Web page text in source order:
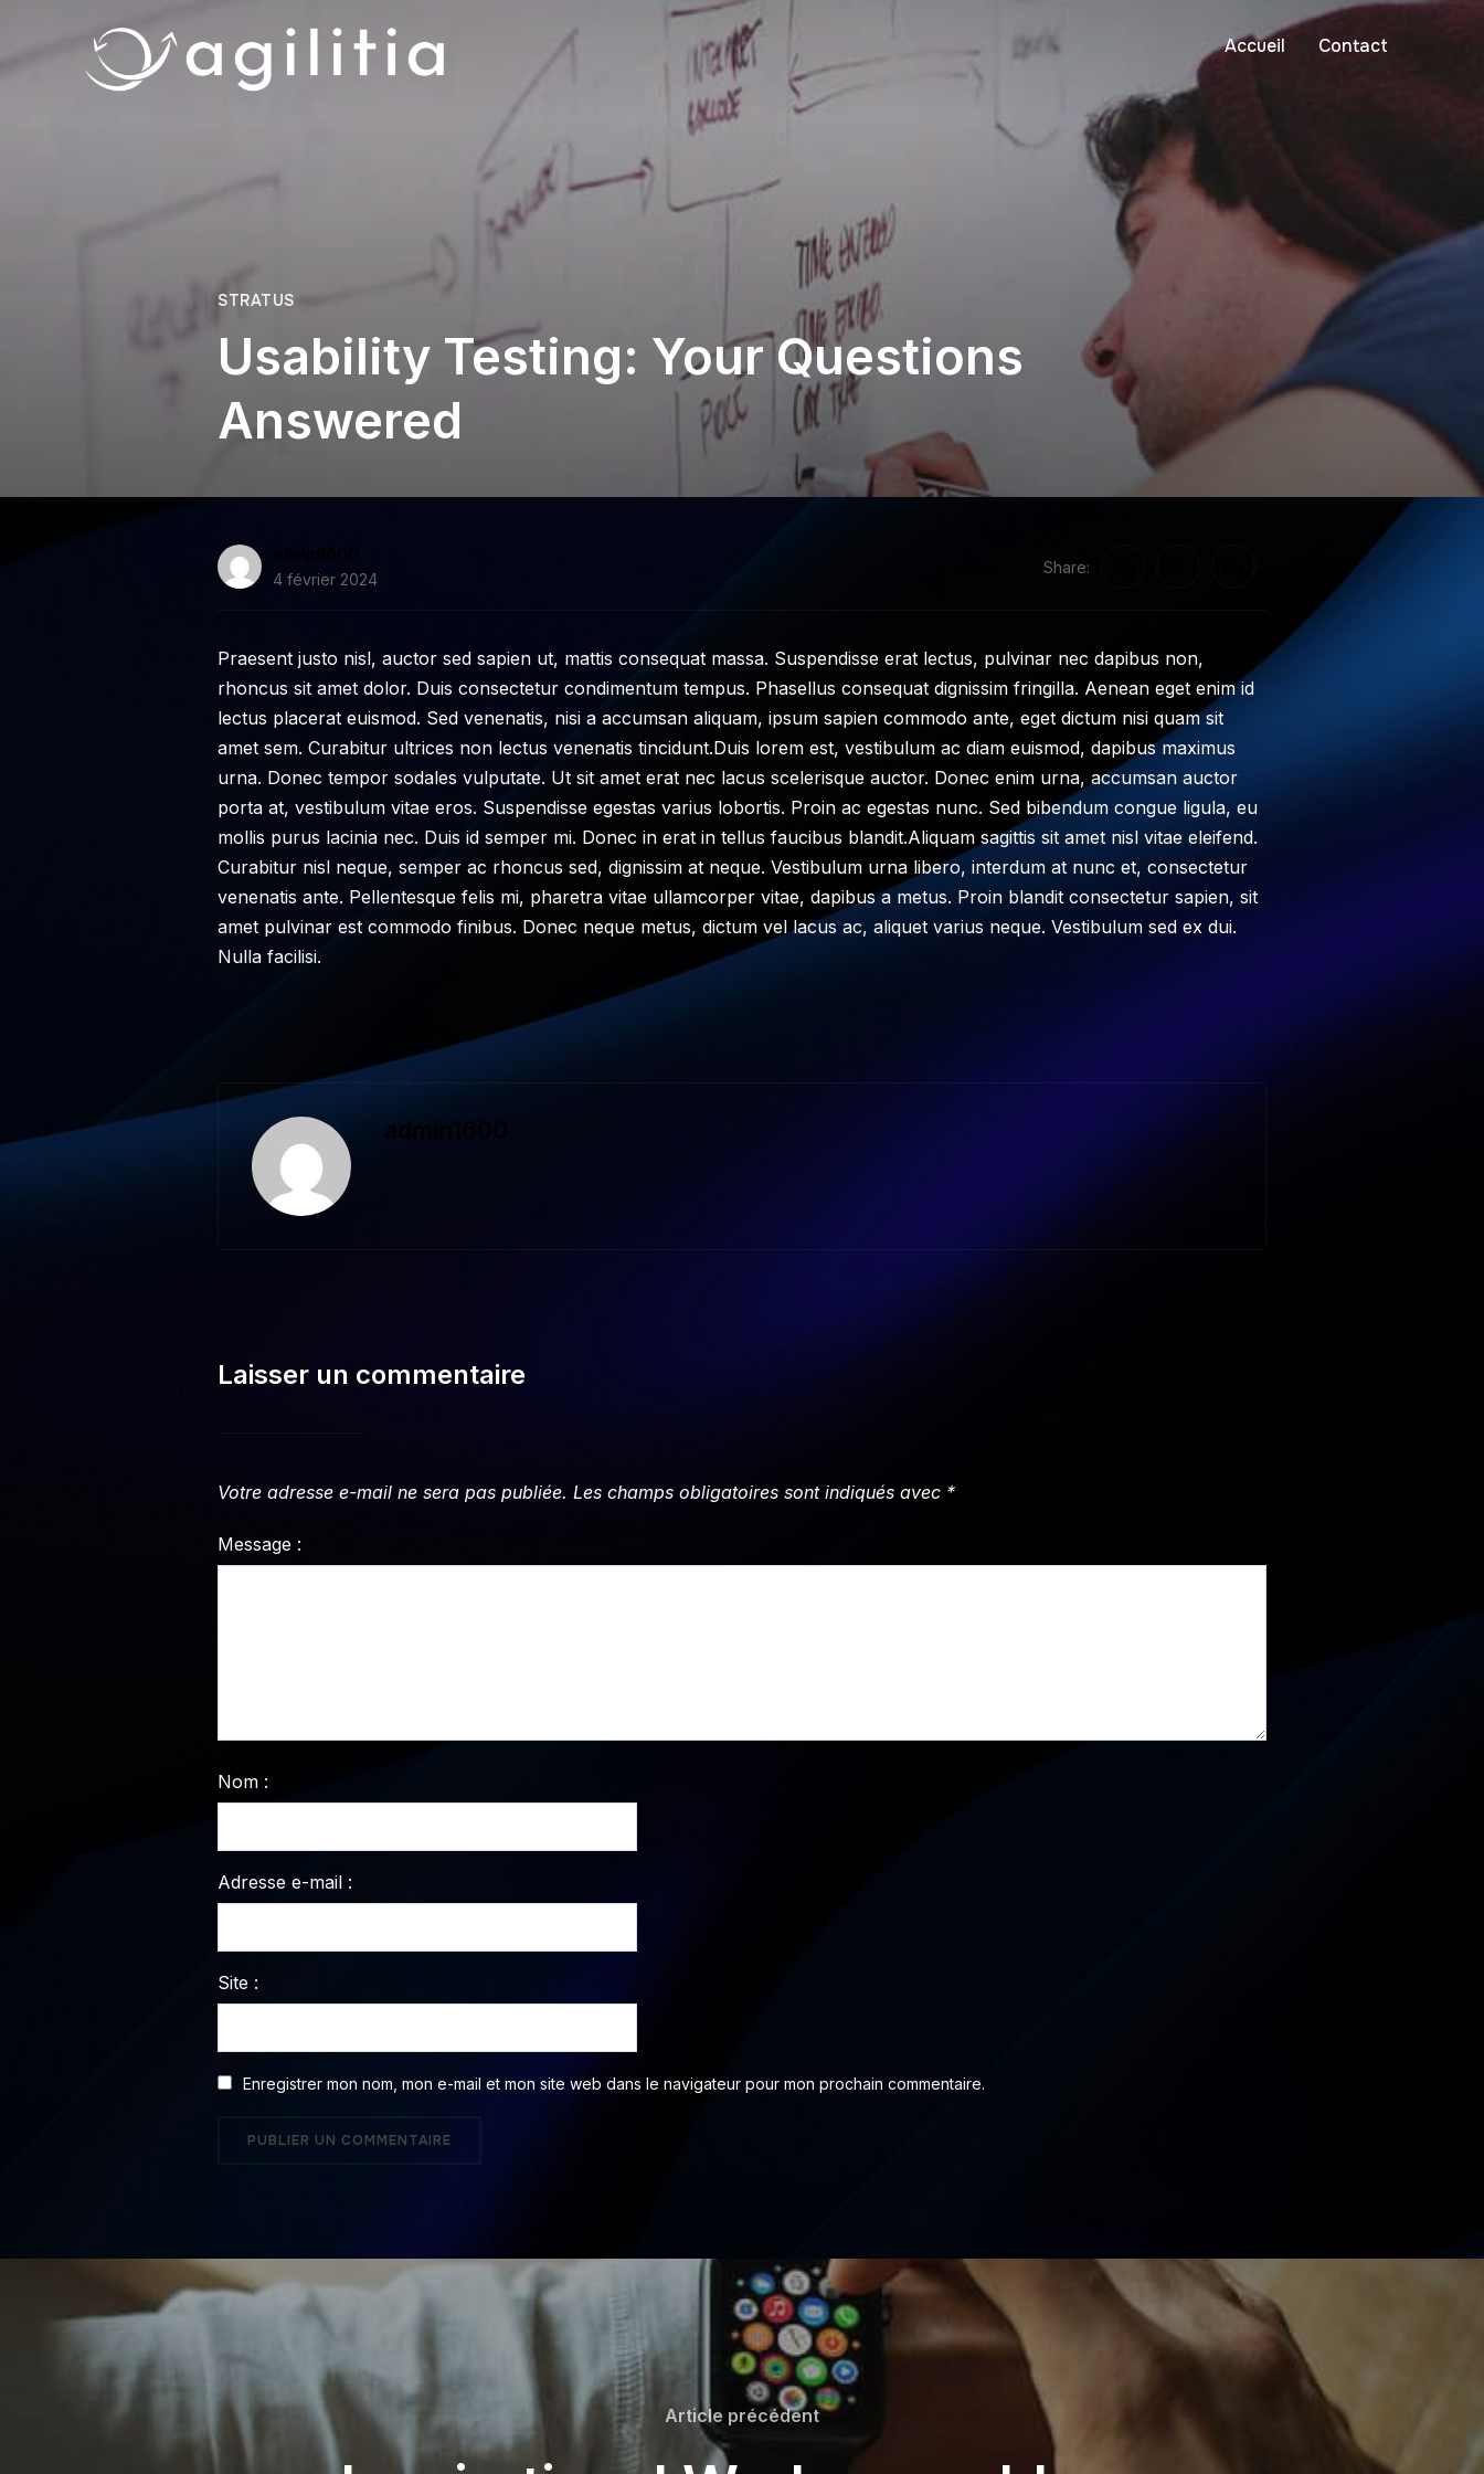
Accueil Contact
STRATUS
Usability Testing: Your Questions
Answered
4 février 2024
Share:
Praesent justo nisl, auctor sed sapien ut, mattis consequat massa. Suspendisse erat lectus, pulvinar nec dapibus non,
rhoncus sit amet dolor. Duis consectetur condimentum tempus. Phasellus consequat dignissim fringilla. Aenean eget enim id
lectus placerat euismod. Sed venenatis, nisi a accumsan aliquam, ipsum sapien commodo ante, eget dictum nisi quam sit
amet sem. Curabitur ultrices non lectus venenatis tincidunt.Duis lorem est, vestibulum ac diam euismod, dapibus maximus
urna. Donec tempor sodales vulputate. Ut sit amet erat nec lacus scelerisque auctor. Donec enim urna, accumsan auctor
porta at, vestibulum vitae eros. Suspendisse egestas varius lobortis. Proin ac egestas nunc. Sed bibendum congue ligula, eu
mollis purus lacinia nec. Duis id semper mi. Donec in erat in tellus faucibus blandit.Aliquam sagittis sit amet nisl vitae eleifend.
Curabitur nisl neque, semper ac rhoncus sed, dignissim at neque. Vestibulum urna libero, interdum at nunc et, consectetur
venenatis ante. Pellentesque felis mi, pharetra vitae ullamcorper vitae, dapibus a metus. Proin blandit consectetur sapien, sit
amet pulvinar est commodo finibus. Donec neque metus, dictum vel lacus ac, aliquet varius neque. Vestibulum sed ex dui.
Nulla facilisi.
admin1600
Laisser un commentaire
Votre adresse e-mail ne sera pas publiée. Les champs obligatoires sont indiqués avec *
Message :
Nom :
Adresse e-mail :
Site :
Enregistrer mon nom, mon e-mail et mon site web dans le navigateur pour mon prochain commentaire.
Article précédent